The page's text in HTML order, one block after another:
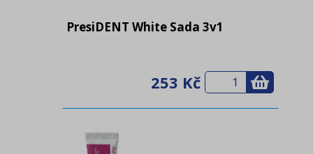
PresiDENT White Sada 3v1
253 Kč